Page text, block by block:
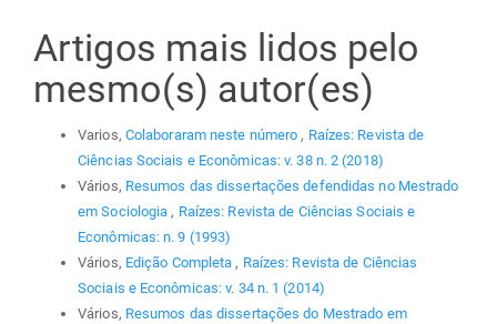
Artigos mais lidos pelo
mesmo(s) autor(es)
Varios, Colaboraram neste número, Raízes: Revista de
Ciências Sociais e Econômicas: v. 38 n. 2 (2018)
Vários, Resumos das dissertações defendidas no Mestrado
em Sociologia, Raízes: Revista de Ciências Sociais e
Econômicas: n. 9 (1993)
Vários, Edição Completa, Raízes: Revista de Ciências
Sociais e Econômicas: v. 34 n. 1 (2014)
Vários, Resumos das dissertações do Mestrado em